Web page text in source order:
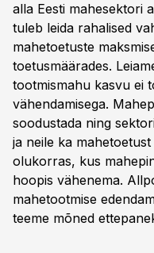
alla Eesti mahesektori
tuleb leida rahalised
mahetoetuste
toetusmäärades.
tootmismahu kasvu ei
vähendamisega.
soodustada ning
ja neile ka
olukorras, kus
hoopis vähenema.
mahetootmise
teeme mõned